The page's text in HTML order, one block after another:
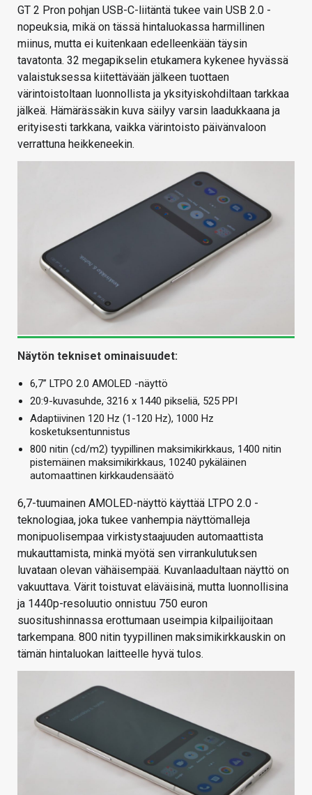
GT 2 Pron pohjan USB-C-liitäntä tukee vain USB 2.0 -
nopeuksia, mikä on tässä hintaluokassa harmillinen
miinus, mutta ei kuitenkaan edelleenkään täysin
tavatonta. 32 megapikselin etukamera kykenee hyvässä
valaistuksessa kiitettävään jälkeen tuottaen
värintoistoltaan luonnollista ja yksityiskohdiltaan tarkkaa
jälkeä. Hämärässäkin kuva säilyy varsin laadukkaana ja
erityisesti tarkkana, vaikka värintoisto päivänvaloon
verrattuna heikkeneekin.
Näytön tekniset ominaisuudet:
6,7” LTPO 2.0 AMOLED -näyttö
20:9-kuvasuhde, 3216 x 1440 pikseliä, 525 PPI
Adaptiivinen 120 Hz (1-120 Hz), 1000 Hz
kosketuksentunnistus
800 nitin (cd/m2) tyypillinen maksimikirkkaus, 1400 nitin
pistemäinen maksimikirkkaus, 10240 pykäläinen
automaattinen kirkkaudensäätö
6,7-tuumainen AMOLED-näyttö käyttää LTPO 2.0 -
teknologiaa, joka tukee vanhempia näyttömalleja
monipuolisempaa virkistystaajuuden automaattista
mukauttamista, minkä myötä sen virrankulutuksen
luvataan olevan vähäisempää. Kuvanlaadultaan näyttö on
vakuuttava. Värit toistuvat eläväisinä, mutta luonnollisina
ja 1440p-resoluutio onnistuu 750 euron
suositushinnassa erottumaan useimpia kilpailijoitaan
tarkempana. 800 nitin tyypillinen maksimikirkkauskin on
tämän hintaluokan laitteelle hyvä tulos.